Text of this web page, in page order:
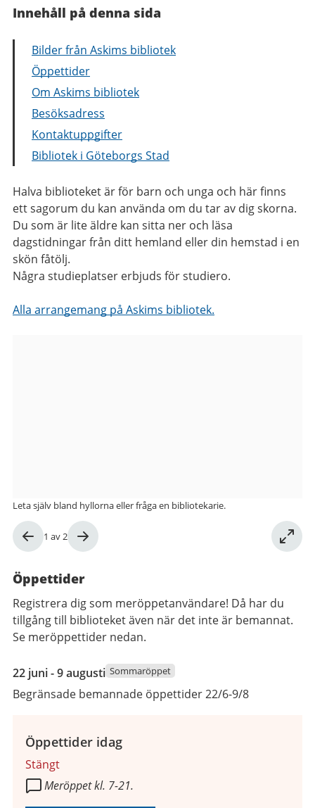
Innehåll på denna sida
Bilder från Askims bibliotek
Öppettider
Om Askims bibliotek
Besöksadress
Kontaktuppgifter
Bibliotek i Göteborgs Stad
Halva biblioteket är för barn och unga och här finns
ett sagorum du kan använda om du tar av dig skorna.
Du som är lite äldre kan sitta ner och läsa
dagstidningar från ditt hemland eller din hemstad i en
skön fåtölj.
Några studieplatser erbjuds för studiero.
Alla arrangemang på Askims bibliotek.
Bild
2
1 av 2
Leta själv bland hyllorna eller fråga en bibliotekarie.
Öppettider
Registrera dig som meröppetanvändare! Då har du
tillgång till biblioteket även när det inte är bemannat.
Se meröppettider nedan.
22
juni
2026
augusti
2026
22 juni - 9 augusti Sommaröppet
Begränsade bemannade öppettider 22/6-9/8
Öppettider idag
Stängt
Meröppet kl. 7-21.